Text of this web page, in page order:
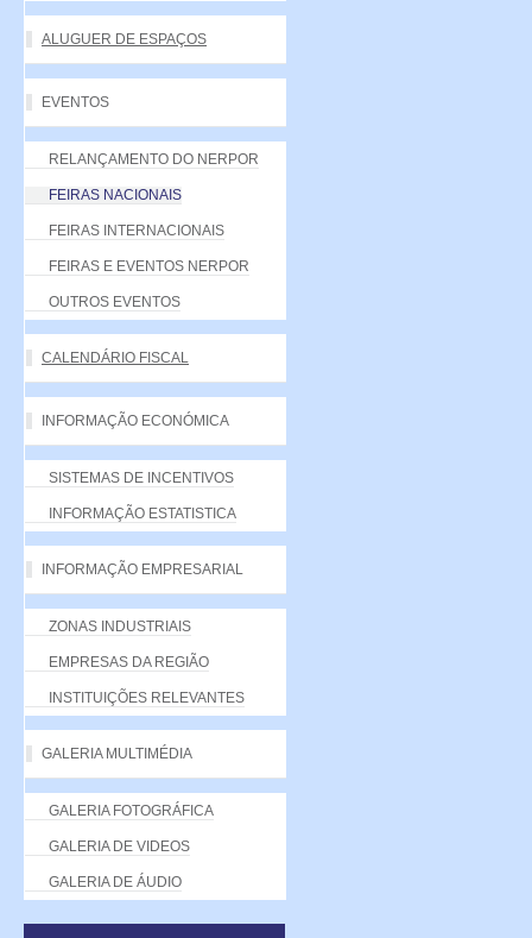
ALUGUER DE ESPAÇOS
EVENTOS
RELANÇAMENTO DO NERPOR
FEIRAS NACIONAIS
FEIRAS INTERNACIONAIS
FEIRAS E EVENTOS NERPOR
OUTROS EVENTOS
CALENDÁRIO FISCAL
INFORMAÇÃO ECONÓMICA
SISTEMAS DE INCENTIVOS
INFORMAÇÃO ESTATISTICA
INFORMAÇÃO EMPRESARIAL
ZONAS INDUSTRIAIS
EMPRESAS DA REGIÃO
INSTITUIÇÕES RELEVANTES
GALERIA MULTIMÉDIA
GALERIA FOTOGRÁFICA
GALERIA DE VIDEOS
GALERIA DE ÁUDIO